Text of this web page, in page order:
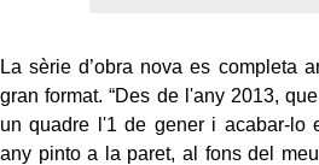
La sèrie d’obra nova es completa
gran format. “Des de l'any 2013,
un quadre l'1 de gener i acabar-lo
any pinto a la paret, al fons del